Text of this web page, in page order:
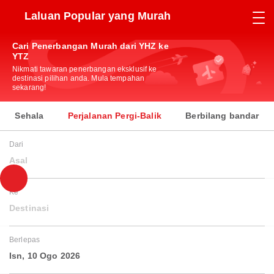
Laluan Popular yang Murah
Cari Penerbangan Murah dari YHZ ke
YTZ
Nikmati tawaran penerbangan eksklusif ke
destinasi pilihan anda. Mula tempahan
sekarang!
Sehala Perjalanan Pergi-Balik Berbilang bandar
Dari
Asal
Ke
Destinasi
Berlepas
Isn, 10 Ogo 2026